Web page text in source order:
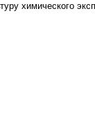
химического